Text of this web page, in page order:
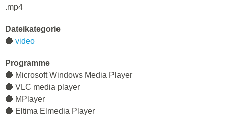
.mp4
Dateikategorie
🔵 video
Programme
🔵 Microsoft Windows Media Player
🔵 VLC media player
🔵 MPlayer
🔵 Eltima Elmedia Player